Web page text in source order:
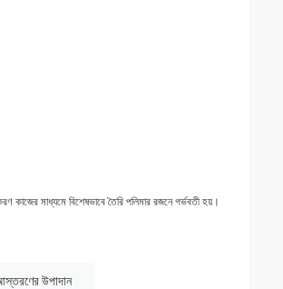
কাজের মাধ্যমে বিশেষভাবে তৈরি পলিমার রজনে গর্ভবতী হয়।
উপাদান